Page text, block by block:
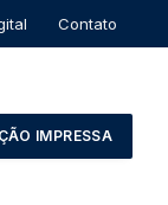
Contato
IMPRESSA